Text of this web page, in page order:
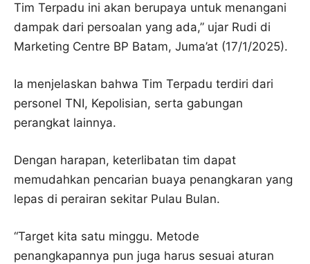
Tim Terpadu ini akan berupaya untuk menangani
dampak dari persoalan yang ada,” ujar Rudi di
Marketing Centre BP Batam, Juma’at (17/1/2025).
Ia menjelaskan bahwa Tim Terpadu terdiri dari
personel TNI, Kepolisian, serta gabungan
perangkat lainnya.
Dengan harapan, keterlibatan tim dapat
memudahkan pencarian buaya penangkaran yang
lepas di perairan sekitar Pulau Bulan.
“Target kita satu minggu. Metode
penangkapannya pun juga harus sesuai aturan